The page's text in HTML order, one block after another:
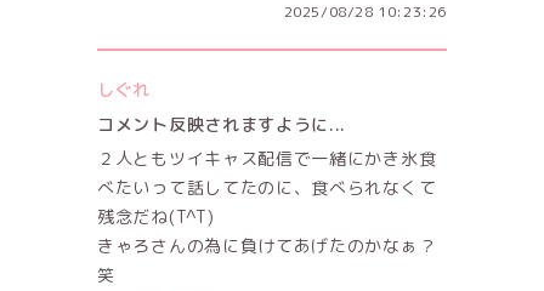
2025/08/28 10:23:26
しぐれ
コメント反映されますように...
２人ともツイキャス配信で一緒にかき氷食
べたいって話してたのに、食べられなくて
残念だね(T^T)
きゃろさんの為に負けてあげたのかなぁ？
笑